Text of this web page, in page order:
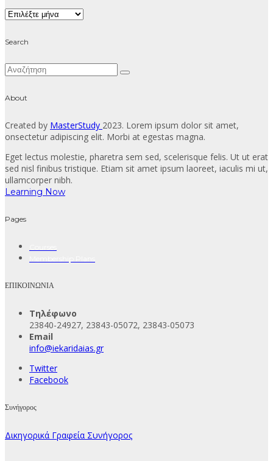
Archive
Search
About
Created by MasterStudy 2023. Lorem ipsum dolor sit amet,
onsectetur adipiscing elit. Morbi at egestas magna.
Eget lectus molestie, pharetra sem sed, scelerisque felis. Ut ut erat
sed nisl finibus tristique. Etiam sit amet ipsum laoreet, iaculis mi ut,
ullamcorper nibh.
Learning Now
Pages
ΕΠΙΚΟΙΝΩΝΙΑ
Τηλέφωνο
23840-24927, 23843-05072, 23843-05073
Email
info@iekaridaias.gr
Twitter
Facebook
Συνήγορος
Δικηγορικά Γραφεία Συνήγορος